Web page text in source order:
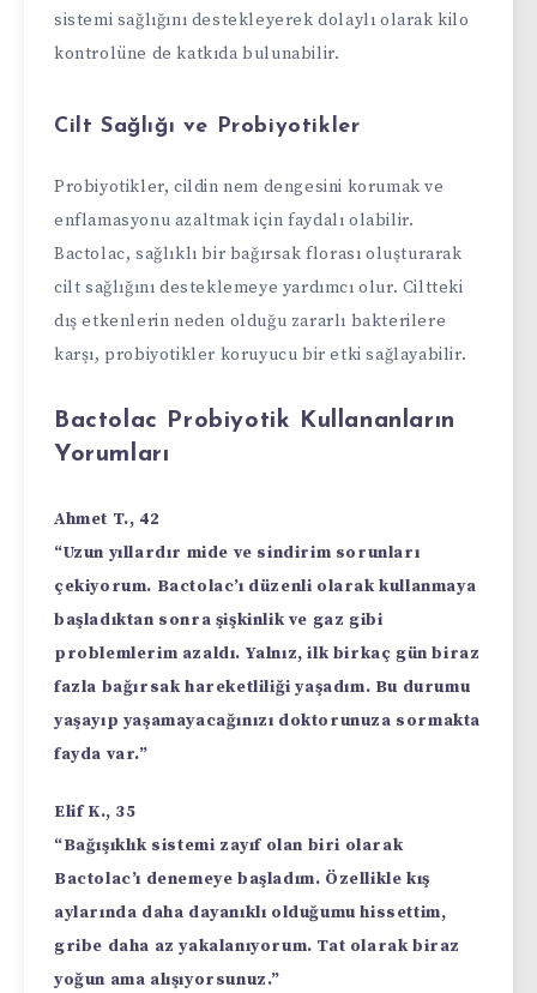
sistemi sağlığını destekleyerek dolaylı olarak kilo
kontrolüne de katkıda bulunabilir.
Cilt Sağlığı ve Probiyotikler
Probiyotikler, cildin nem dengesini korumak ve
enflamasyonu azaltmak için faydalı olabilir.
Bactolac, sağlıklı bir bağırsak florası oluşturarak
cilt sağlığını desteklemeye yardımcı olur. Ciltteki
dış etkenlerin neden olduğu zararlı bakterilere
karşı, probiyotikler koruyucu bir etki sağlayabilir.
Bactolac Probiyotik Kullananların
Yorumları
Ahmet T., 42
“Uzun yıllardır mide ve sindirim sorunları
çekiyorum. Bactolac’ı düzenli olarak kullanmaya
başladıktan sonra şişkinlik ve gaz gibi
problemlerim azaldı. Yalnız, ilk birkaç gün biraz
fazla bağırsak hareketliliği yaşadım. Bu durumu
yaşayıp yaşamayacağınızı doktorunuza sormakta
fayda var.”
Elif K., 35
“Bağışıklık sistemi zayıf olan biri olarak
Bactolac’ı denemeye başladım. Özellikle kış
aylarında daha dayanıklı olduğumu hissettim,
gribe daha az yakalanıyorum. Tat olarak biraz
yoğun ama alışıyorsunuz.”